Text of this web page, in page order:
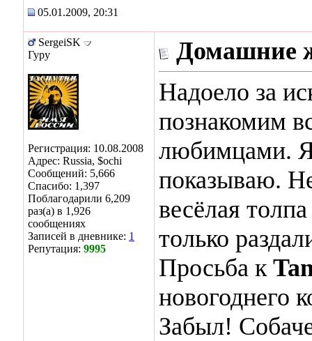
05.01.2009, 20:31
SergeiSK
Гуру
Регистрация: 10.08.2008
Адрес: Russia, $ochi
Сообщений: 5,666
Спасибо: 1,397
Поблагодарили 6,209
раз(а) в 1,926
сообщениях
Записей в дневнике: 1
Репутация: 9995
Домашние
Надоело за
познакомим
любимцами. Я
показываю.
весёлая
только
Просьба к
новогоднего
Забыл!